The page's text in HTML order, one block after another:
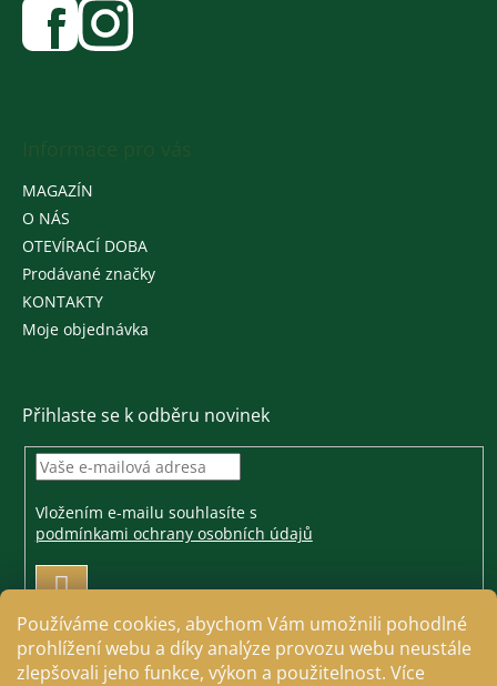
Používáme cookies, abychom Vám umožnili pohodlné
prohlížení webu a díky analýze provozu webu neustále
zlepšovali jeho funkce, výkon a použitelnost. Více
MAGAZÍN
O NÁS
OTEVÍRACÍ DOBA
Prodávané značky
KONTAKTY
Moje objednávka
Přihlaste se k odběru novinek
Vložením e-mailu souhlasíte s
podmínkami ochrany osobních údajů
PŘIHLÁSIT